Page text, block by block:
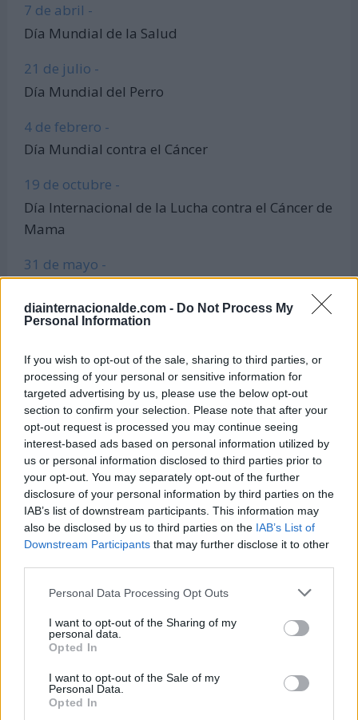
diainternacionalde.com - Do Not Process My
Personal Information
If you wish to opt-out of the sale, sharing to third parties, or
processing of your personal or sensitive information for
targeted advertising by us, please use the below opt-out
section to confirm your selection. Please note that after your
opt-out request is processed you may continue seeing
interest-based ads based on personal information utilized by
us or personal information disclosed to third parties prior to
your opt-out. You may separately opt-out of the further
disclosure of your personal information by third parties on the
IAB’s list of downstream participants. This information may
also be disclosed by us to third parties on the IAB’s List of
Downstream Participants that may further disclose it to other
Personal Data Processing Opt Outs
I want to opt-out of the Sharing of my
personal data.
Opted In
I want to opt-out of the Sale of my
Personal Data.
Opted In
7 de abril -
Día Mundial de la Salud
21 de julio -
Día Mundial del Perro
4 de febrero -
Día Mundial contra el Cáncer
19 de octubre -
Día Internacional de la Lucha contra el Cáncer de
Mama
31 de mayo -
24 de octubre -
20 de marzo -
Día Internacional de la Felicidad